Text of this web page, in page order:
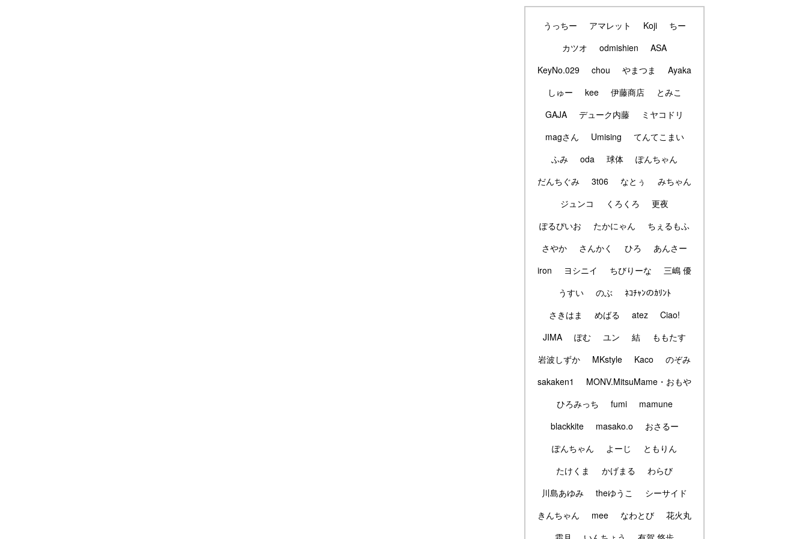
うっちー アマレット Koji
ちー
カツオ
odmishien
ASA
KeyNo.029
chou やまつま
Ayaka
しゅー
kee 伊藤商店
とみこ
GAJA
デューク内藤
ミヤコドリ
magさん
Umising
てんてこまい
ふみ
oda 球体
ぽんちゃん
だんちぐみ
3t06 なとぅ
みちゃん
ジュンコ
くろくろ
更夜
ぽるぴいお
たかにゃん
ちぇるもふ
さやか
さんかく ひろ
あんさー
iron
ヨシニイ ちびりーな
三嶋 優
うすい
のぶ
ﾈｺﾁｬﾝのｶﾘﾝﾄ
さきはま
めばる atez
Ciao!
JIMA
ぽむ ユン 結
ももたす
岩波しずか
MKstyle Kaco
のぞみ
sakaken1
MONV.MitsuMame・おもや
ひろみっち
fumi
mamune
blackkite
masako.o
おさるー
ぽんちゃん
よーじ
ともりん
たけくま
かげまる
わらび
川島あゆみ
theゆうこ
シーサイド
きんちゃん
mee なわとび
花火丸